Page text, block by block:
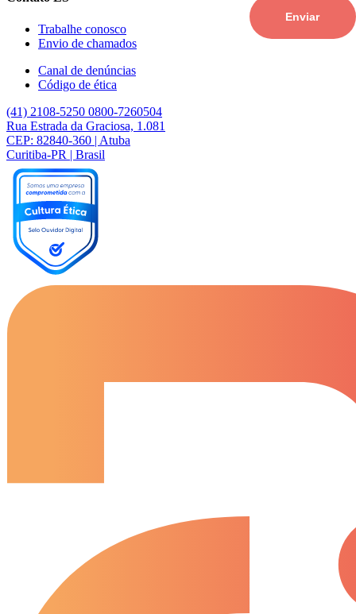
Trabalhe conosco
Envio de chamados
Canal de denúncias
Código de ética
(41) 2108-5250 0800-7260504
Rua Estrada da Graciosa, 1.081
CEP: 82840-360 | Atuba
Curitiba-PR | Brasil